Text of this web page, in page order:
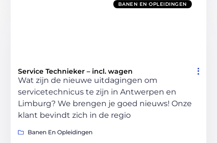
BANEN EN OPLEIDINGEN
Service Technieker – incl. wagen
Wat zijn de nieuwe uitdagingen om
servicetechnicus te zijn in Antwerpen en
Limburg? We brengen je goed nieuws! Onze
klant bevindt zich in de regio
Banen En Opleidingen